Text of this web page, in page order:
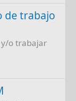
de trabajo
y/o trabajar